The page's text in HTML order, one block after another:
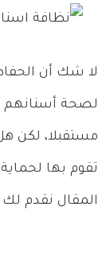
لا شك أن
لصحة أسنانهم
مستقبلا، لكن
تقوم بها
المقال نقدم